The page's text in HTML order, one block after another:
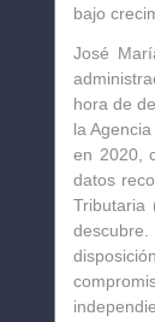
bajo
José
hora de
la
en 2020,
datos
Tributaria
descubre.